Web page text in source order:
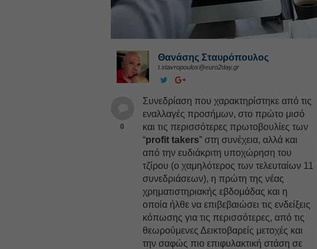
Θανάσης Σταυρόπουλος
t.stavropoulos@euro2day.gr
0
Συνεδρίαση που χαρακτηρίστηκε από τις
εναλλαγές προσήμων, στο πρώτο μισό
και τις περισσότερες πρωτοβουλίες των
“profit takers” στη συνέχεια, αλλά και
από την ευδιάκριτη υποχώρηση του
τζίρου (ο χαμηλότερος των τελευταίων 11
συνεδριάσεων), η πρώτη της νέας
χρηματιστηριακής εβδομάδας και η
οποία ήλθε να επιβεβαιώσει τις ενδείξεις
κόπωσης για τις περισσότερες, από τις
θεωρούμενες Δεικτοβαρείς μετοχές και
την σαφώς πιο επιφυλακτική στάση σε